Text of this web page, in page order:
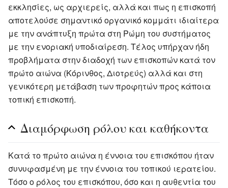
εκκλησίες, ως αρχιερείς, αλλά και πως η επισκοπή
αποτελούσε σημαντικό οργανικό κομμάτι ιδιαίτερα
με την ανάπτυξη πρώτα στη Ρώμη του συστήματος
με την ενοριακή υποδιαίρεση. Τέλος υπήρχαν ήδη
προβλήματα στην διαδοχή των επισκοπών κατά τον
πρώτο αιώνα (Κόρινθος, Διοτρεύς) αλλά και στη
γενικότερη μετάβαση των προφητών προς κάποια
τοπική επισκοπή.
Διαμόρφωση ρόλου και καθήκοντα
Κατά το πρώτο αιώνα η έννοια του επισκόπου ήταν
συνυφασμένη με την έννοια του τοπικού ιερατείου.
Τόσο ο ρόλος του επισκόπου, όσο και η αυθεντία του